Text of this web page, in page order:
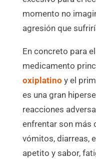
momento no
agresión que
En concreto para
medicamento
oxiplatino y el
es una gran
reacciones
enfrentar son más
vómitos, diarreas,
apetito y sabor,